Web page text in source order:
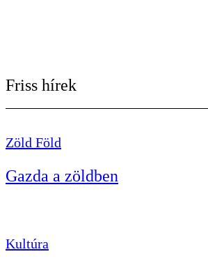
Friss hírek
Zöld Föld
Gazda a zöldben
Kultúra